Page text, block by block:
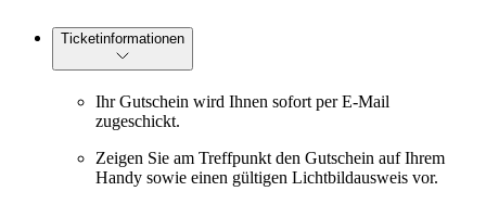
Ticketinformationen
Ihr Gutschein wird Ihnen sofort per E-Mail
zugeschickt.
Zeigen Sie am Treffpunkt den Gutschein auf Ihrem
Handy sowie einen gültigen Lichtbildausweis vor.